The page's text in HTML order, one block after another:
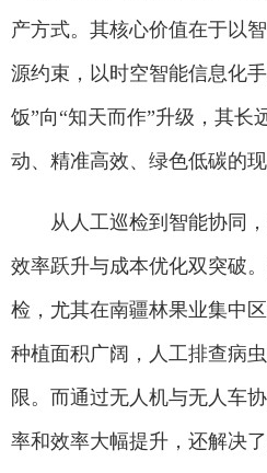
产方式。其核心价值在于以
源约束，以时空智能信息化
饭”向“知天而作”升级，其长
动、精准高效、绿色低碳的现
从人工巡检到智能协同
效率跃升与成本优化双突破
检，尤其在南疆林果业集中
种植面积广阔，人工排查病
限。而通过无人机与无人车
率和效率大幅提升，还解决